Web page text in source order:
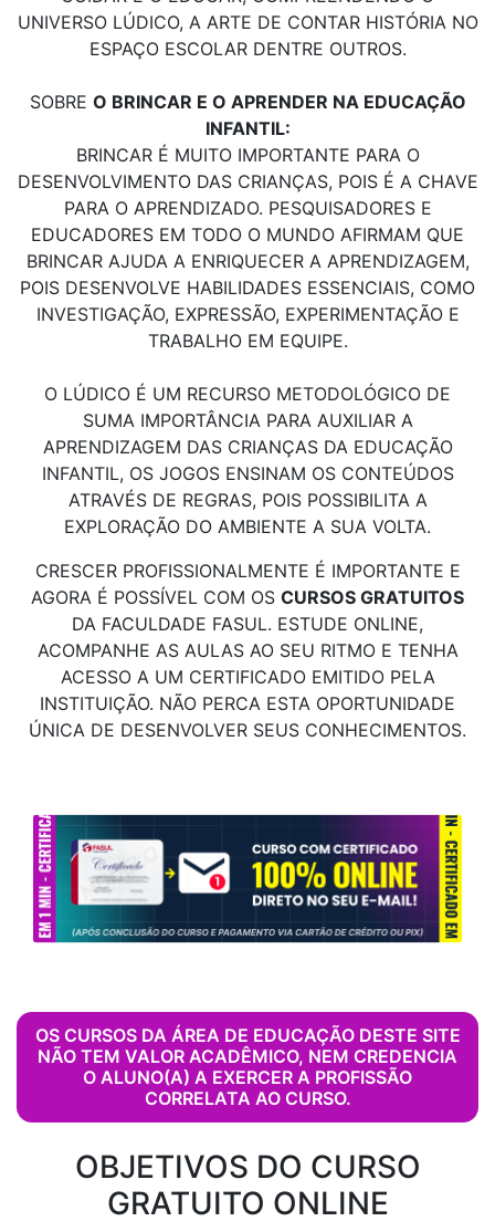
UNIVERSO LÚDICO, A ARTE DE CONTAR HISTÓRIA NO
ESPAÇO ESCOLAR DENTRE OUTROS.
SOBRE O BRINCAR E O APRENDER NA EDUCAÇÃO
INFANTIL:
BRINCAR É MUITO IMPORTANTE PARA O
DESENVOLVIMENTO DAS CRIANÇAS, POIS É A CHAVE
PARA O APRENDIZADO. PESQUISADORES E
EDUCADORES EM TODO O MUNDO AFIRMAM QUE
BRINCAR AJUDA A ENRIQUECER A APRENDIZAGEM,
POIS DESENVOLVE HABILIDADES ESSENCIAIS, COMO
INVESTIGAÇÃO, EXPRESSÃO, EXPERIMENTAÇÃO E
TRABALHO EM EQUIPE.
O LÚDICO É UM RECURSO METODOLÓGICO DE
SUMA IMPORTÂNCIA PARA AUXILIAR A
APRENDIZAGEM DAS CRIANÇAS DA EDUCAÇÃO
INFANTIL, OS JOGOS ENSINAM OS CONTEÚDOS
ATRAVÉS DE REGRAS, POIS POSSIBILITA A
EXPLORAÇÃO DO AMBIENTE A SUA VOLTA.
CRESCER PROFISSIONALMENTE É IMPORTANTE E
AGORA É POSSÍVEL COM OS CURSOS GRATUITOS
DA FACULDADE FASUL. ESTUDE ONLINE,
ACOMPANHE AS AULAS AO SEU RITMO E TENHA
ACESSO A UM CERTIFICADO EMITIDO PELA
INSTITUIÇÃO. NÃO PERCA ESTA OPORTUNIDADE
ÚNICA DE DESENVOLVER SEUS CONHECIMENTOS.
OS CURSOS DA ÁREA DE EDUCAÇÃO DESTE SITE
NÃO TEM VALOR ACADÊMICO, NEM CREDENCIA
O ALUNO(A) A EXERCER A PROFISSÃO
CORRELATA AO CURSO.
OBJETIVOS DO CURSO
GRATUITO ONLINE